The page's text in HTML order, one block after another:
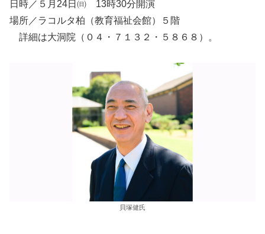
日時／５月24日㈰ 13時30分開演
場所／ラコルタ柏（教育福祉会館）５階
詳細は大洞院（０４・７１３２・５８６８）。
貝塚健氏